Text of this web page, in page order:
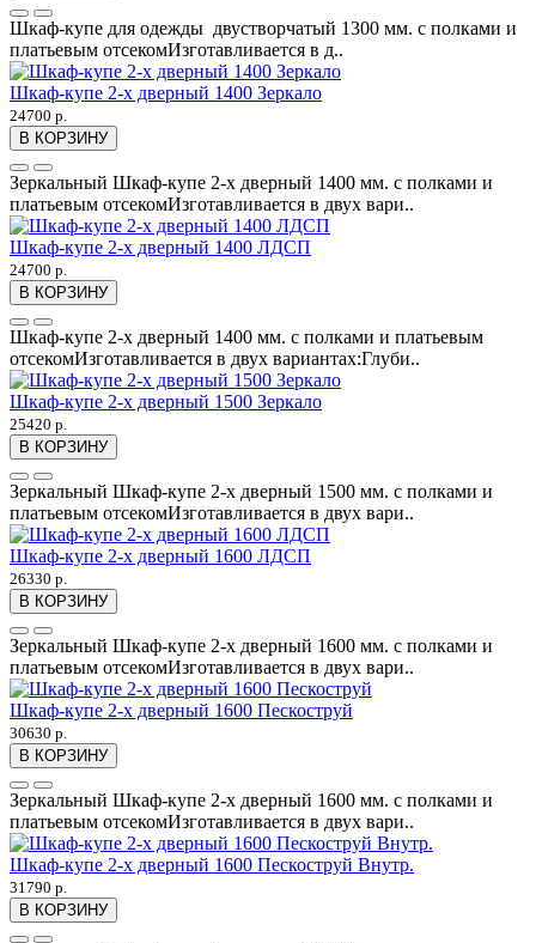
Шкаф-купе для одежды двустворчатый 1300 мм. с полками и
платьевым отсекомИзготавливается в д..
Шкаф-купе 2-х дверный 1400 Зеркало
24700 р.
В КОРЗИНУ
Зеркальный Шкаф-купе 2-х дверный 1400 мм. с полками и
платьевым отсекомИзготавливается в двух вари..
Шкаф-купе 2-х дверный 1400 ЛДСП
24700 р.
В КОРЗИНУ
Шкаф-купе 2-х дверный 1400 мм. с полками и платьевым
отсекомИзготавливается в двух вариантах:Глуби..
Шкаф-купе 2-х дверный 1500 Зеркало
25420 р.
В КОРЗИНУ
Зеркальный Шкаф-купе 2-х дверный 1500 мм. с полками и
платьевым отсекомИзготавливается в двух вари..
Шкаф-купе 2-х дверный 1600 ЛДСП
26330 р.
В КОРЗИНУ
Зеркальный Шкаф-купе 2-х дверный 1600 мм. с полками и
платьевым отсекомИзготавливается в двух вари..
Шкаф-купе 2-х дверный 1600 Пескоструй
30630 р.
В КОРЗИНУ
Зеркальный Шкаф-купе 2-х дверный 1600 мм. с полками и
платьевым отсекомИзготавливается в двух вари..
Шкаф-купе 2-х дверный 1600 Пескоструй Внутр.
31790 р.
В КОРЗИНУ